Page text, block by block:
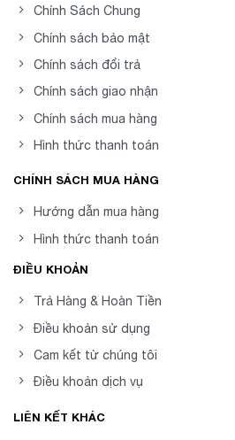
Chính Sách Chung
Chính sách bảo mật
Chính sách đổi trả
Chính sách giao nhận
Chính sách mua hàng
Hình thức thanh toán
CHÍNH SÁCH MUA HÀNG
Hướng dẫn mua hàng
Hình thức thanh toán
ĐIỀU KHOẢN
Trả Hàng & Hoàn Tiền
Điều khoản sử dụng
Cam kết từ chúng tôi
Điều khoản dịch vụ
LIÊN KẾT KHÁC